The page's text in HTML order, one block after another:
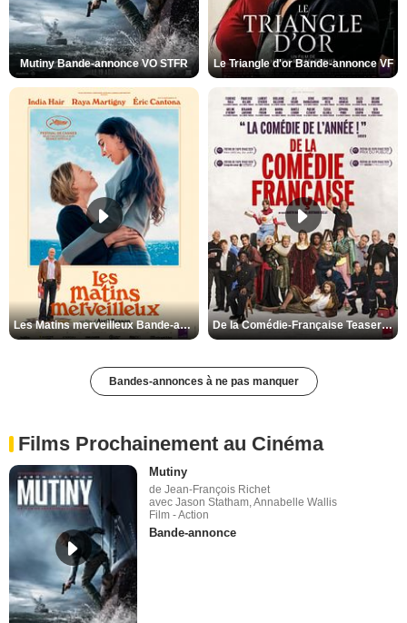
Mutiny Bande-annonce VO STFR Le Triangle d'or Bande-annonce VF
Les Matins merveilleux Bande-annonce VF De la Comédie-Française Teaser VF
Bandes-annonces à ne pas manquer
Films Prochainement au Cinéma
Mutiny
de Jean-François Richet
avec Jason Statham, Annabelle Wallis
Film - Action
Bande-annonce